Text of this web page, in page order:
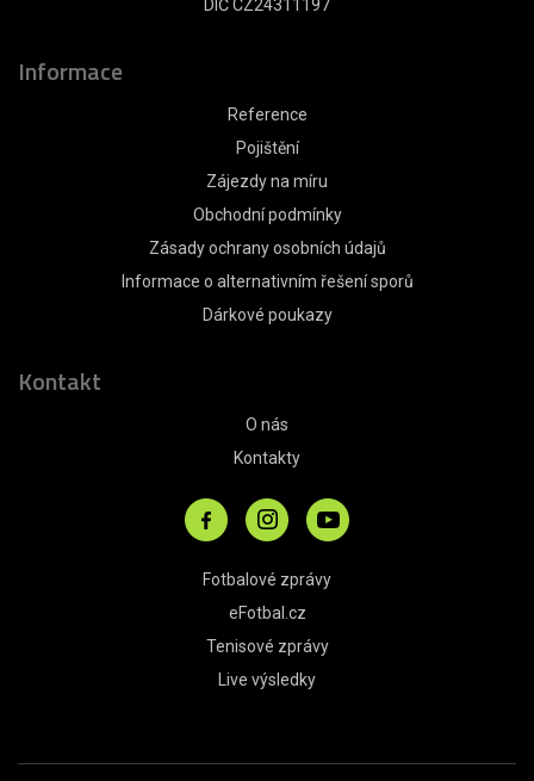
DIČ CZ24311197
Informace
Reference
Pojištění
Zájezdy na míru
Obchodní podmínky
Zásady ochrany osobních údajů
Informace o alternativním řešení sporů
Dárkové poukazy
Kontakt
O nás
Kontakty
Fotbalové zprávy
eFotbal.cz
Tenisové zprávy
Live výsledky